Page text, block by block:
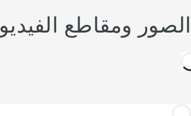
الصور ومقاطع الفيديو